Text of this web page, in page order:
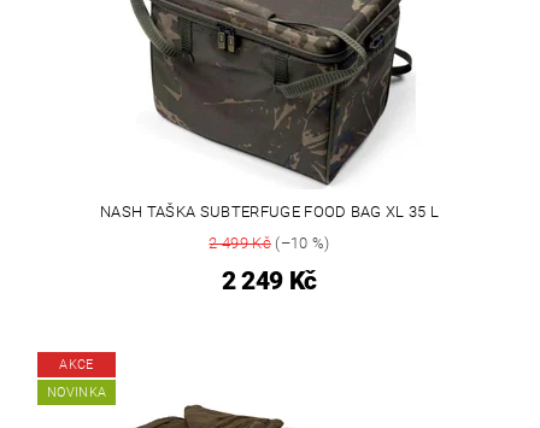
NASH TAŠKA SUBTERFUGE FOOD BAG XL 35 L
2 499 Kč (–10 %)
2 249 Kč
AKCE
NOVINKA